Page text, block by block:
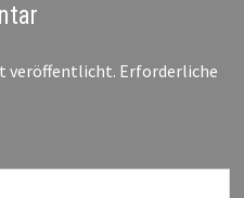
veröffentlicht. Erforderliche